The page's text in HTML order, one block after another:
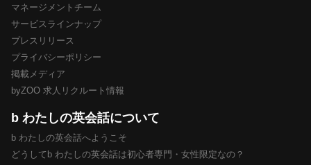
マネージメントチーム
サービスラインナップ
プレスリリース
プライバシーポリシー
掲載メディア
byZOO 求人リクルート情報
b わたしの英会話について
b わたしの英会話へようこそ
どうしてb わたしの英会話は初心者専門・女性限定なの？